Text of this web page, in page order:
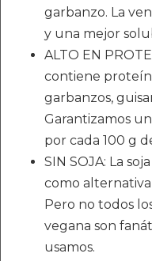
garbanzo. La
y una mejor
ALTO EN
contiene
garbanzos,
Garantizamos
por cada 100 g
SIN SOJA: La
como
Pero no todos
vegana son
usamos.